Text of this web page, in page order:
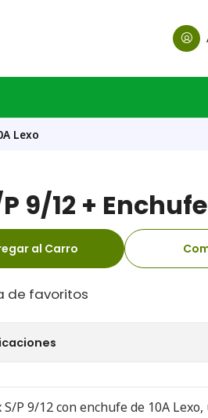
Lexo
9/12 + Enchufe
al Carro
de favoritos
P 9/12 con enchufe de 10A